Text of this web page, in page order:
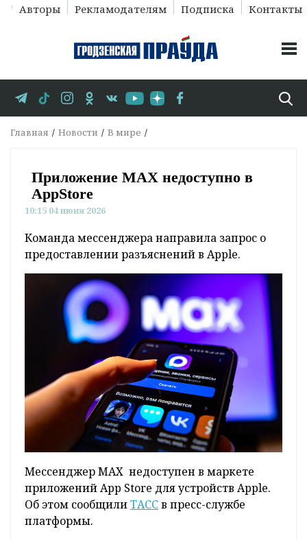
Авторы Рекламодателям Подписка Контакты
Главная Новости В мире
Приложение MAX недоступно в
AppStore
10:15 04 июня 2026
Команда мессенджера направила запрос о
предоставлении разъяснений в Apple.
Мессенджер MAX недоступен в маркете
приложений App Store для устройств Apple.
Об этом сообщилиТАССв пресс-службе
платформы.